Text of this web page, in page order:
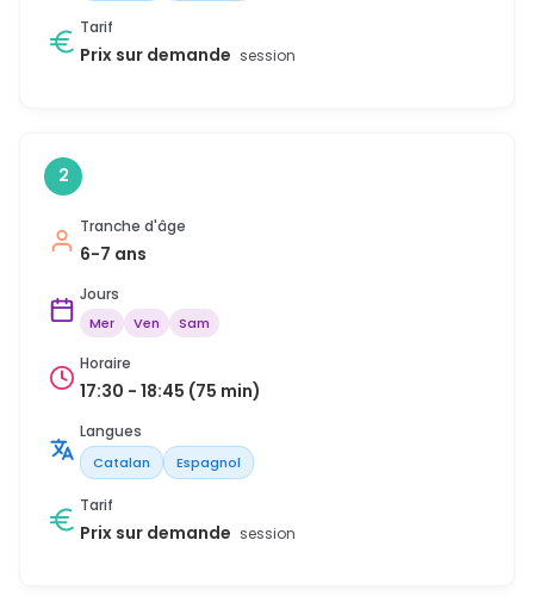
Tarif
Prix sur demande session
2
Tranche d'âge
6-7 ans
Jours
Mer Ven Sam
Horaire
17:30 - 18:45 (75 min)
Langues
Catalan Espagnol
Tarif
Prix sur demande session